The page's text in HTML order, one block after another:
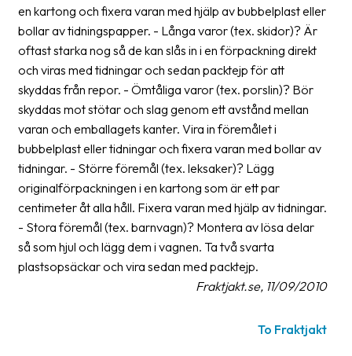
Delivery
terms
Pickups
Manuals
Downloads
Barcode
scanner
Support
About
the
en kartong och fixera varan med hjälp av bubbelplast eller
bollar av tidningspapper. - Långa varor (tex. skidor)? Är
oftast starka nog så de kan slås in i en förpackning direkt
och viras med tidningar och sedan packtejp för att
skyddas från repor. - Ömtåliga varor (tex. porslin)? Bör
skyddas mot stötar och slag genom ett avstånd mellan
varan och emballagets kanter. Vira in föremålet i
bubbelplast eller tidningar och fixera varan med bollar av
tidningar. - Större föremål (tex. leksaker)? Lägg
originalförpackningen i en kartong som är ett par
centimeter åt alla håll. Fixera varan med hjälp av tidningar.
- Stora föremål (tex. barnvagn)? Montera av lösa delar
så som hjul och lägg dem i vagnen. Ta två svarta
plastsopsäckar och vira sedan med packtejp.
Fraktjakt.se, 11/09/2010
To Fraktjakt